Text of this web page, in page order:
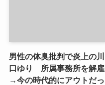
男性の体臭批判で炎上の川
口ゆり 所属事務所を解雇
→今の時代的にアウトだっ